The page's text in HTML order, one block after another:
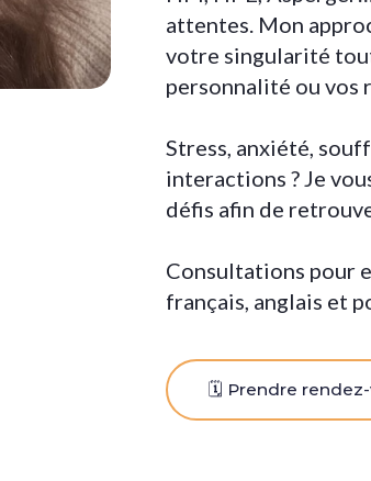
attentes. Mon
votre singularité
personnalité ou vos
Stress, anxiété,
interactions ? Je
défis afin de
Consultations pour
français, anglais et
🗓️ Prendre